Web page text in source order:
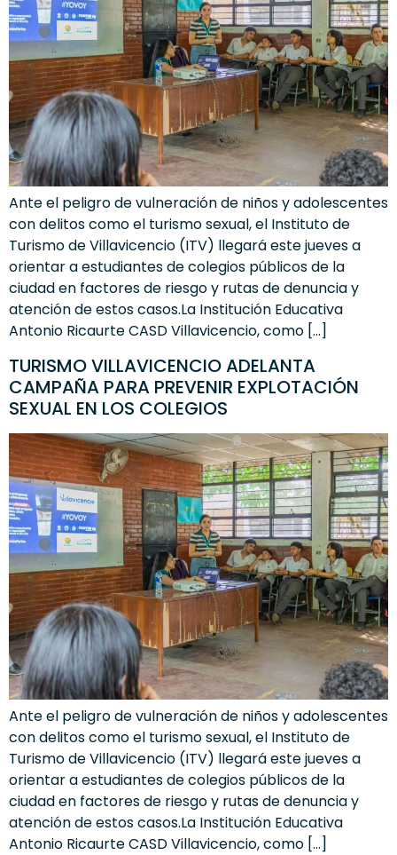
Ante el peligro de vulneración de niños y adolescentes
con delitos como el turismo sexual, el Instituto de
Turismo de Villavicencio (ITV) llegará este jueves a
orientar a estudiantes de colegios públicos de la
ciudad en factores de riesgo y rutas de denuncia y
atención de estos casos.La Institución Educativa
Antonio Ricaurte CASD Villavicencio, como […]
TURISMO VILLAVICENCIO ADELANTA
CAMPAÑA PARA PREVENIR EXPLOTACIÓN
SEXUAL EN LOS COLEGIOS
Ante el peligro de vulneración de niños y adolescentes
con delitos como el turismo sexual, el Instituto de
Turismo de Villavicencio (ITV) llegará este jueves a
orientar a estudiantes de colegios públicos de la
ciudad en factores de riesgo y rutas de denuncia y
atención de estos casos.La Institución Educativa
Antonio Ricaurte CASD Villavicencio, como […]